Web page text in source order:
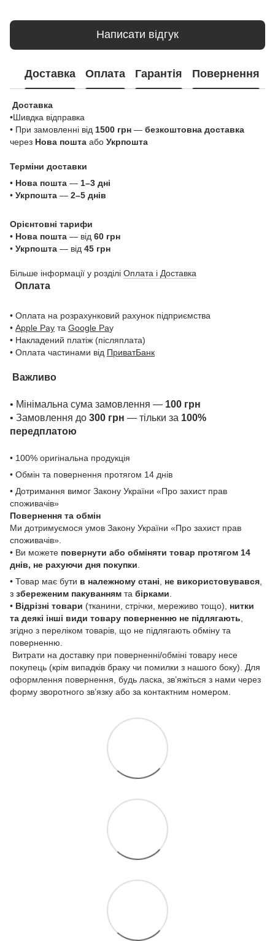
Написати відгук
Доставка Оплата Гарантія Повернення
Доставка
•Шивдка відправка
• При замовленні від 1500 грн — безкоштовна доставка
через Нова пошта або Укрпошта
Терміни доставки
• Нова пошта — 1–3 дні
• Укрпошта — 2–5 днів
Орієнтовні тарифи
• Нова пошта — від 60 грн
• Укрпошта — від 45 грн
Більше інформації у розділі Оплата і Доставка
Оплата
• Оплата на розрахунковий рахунок підприємства
• Apple Pay та Google Pay
• Накладений платіж (післяплата)
• Оплата частинами від ПриватБанк
Важливо
• Мінімальна сума замовлення — 100 грн
• Замовлення до 300 грн — тільки за 100%
передплатою
• 100% оригінальна продукція
• Обмін та повернення протягом 14 днів
• Дотримання вимог Закону України «Про захист прав
споживачів»
Повернення та обмін
Ми дотримуємося умов Закону України «Про захист прав
споживачів».
• Ви можете повернути або обміняти товар протягом 14
днів, не рахуючи дня покупки
• Товар має бути в належному стані не використовувався
з збереженим пакуванням та бірками
• Відрізні товари (тканини, стрічки, мереживо тощо), нитки
та деякі інші види товару поверненню не підлягають
згідно з переліком товарів, що не підлягають обміну та
поверненню.
Витрати на доставку при поверненні/обміні товару несе
покупець (крім випадків браку чи помилки з нашого боку). Для
оформлення повернення, будь ласка, зв’яжіться з нами через
форму зворотного зв’язку або за контактним номером.